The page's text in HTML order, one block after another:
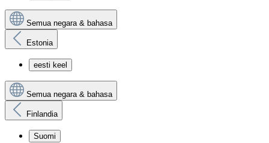
Semua negara & bahasa
Estonia
eesti keel
Semua negara & bahasa
Finlandia
Suomi